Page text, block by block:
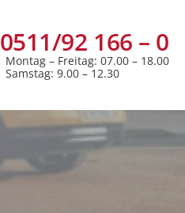
0511/92 166 – 0
Montag – Freitag: 07.00 – 18.00
Samstag: 9.00 – 12.30